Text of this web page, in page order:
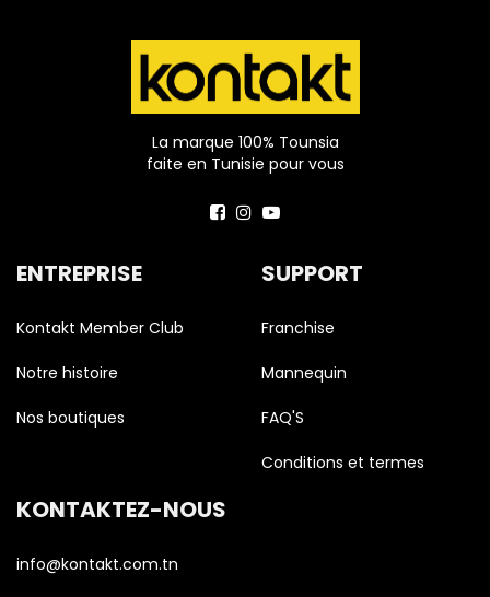
La marque 100% Tounsia
faite en Tunisie pour vous
ENTREPRISE
Kontakt Member Club
Notre histoire
Nos boutiques
SUPPORT
Franchise
Mannequin
FAQ'S
Conditions et termes
KONTAKTEZ-NOUS
info@kontakt.com.tn